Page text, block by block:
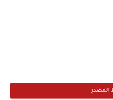
المصدر